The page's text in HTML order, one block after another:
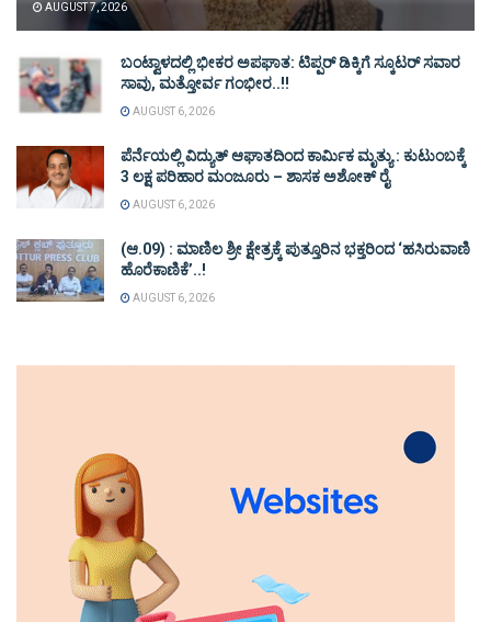
AUGUST 7, 2026
ಬಂಟ್ವಾಳದಲ್ಲಿ ಭೀಕರ ಅಪಘಾತ: ಟಿಪ್ಪರ್ ಡಿಕ್ಕಿಗೆ ಸ್ಕೂಟರ್ ಸವಾರ
ಸಾವು, ಮತ್ತೋರ್ವ ಗಂಭೀರ..!!
AUGUST 6, 2026
ಪೆರ್ನೆಯಲ್ಲಿ ವಿದ್ಯುತ್ ಆಘಾತದಿಂದ ಕಾರ್ಮಿಕ ಮೃತ್ಯು : ಕುಟುಂಬಕ್ಕೆ
3 ಲಕ್ಷ ಪರಿಹಾರ ಮಂಜೂರು – ಶಾಸಕ ಅಶೋಕ್ ರೈ
AUGUST 6, 2026
(ಆ.09) : ಮಾಣಿಲ ಶ್ರೀ ಕ್ಷೇತ್ರಕ್ಕೆ ಪುತ್ತೂರಿನ ಭಕ್ತರಿಂದ ‘ಹಸಿರುವಾಣಿ
ಹೊರೆಕಾಣಿಕೆ’..!
AUGUST 6, 2026